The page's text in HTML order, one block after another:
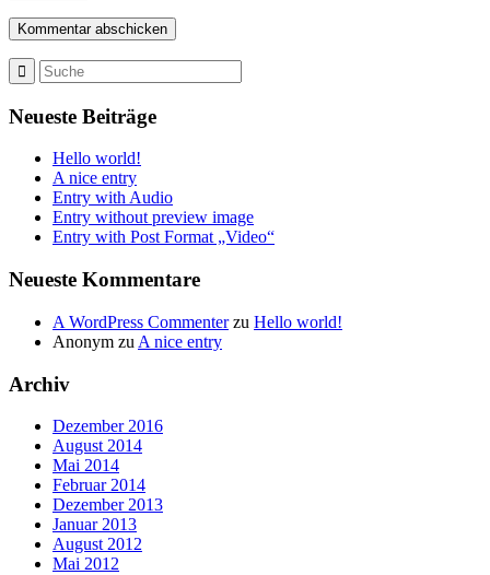
Neueste Beiträge
Hello world!
A nice entry
Entry with Audio
Entry without preview image
Entry with Post Format „Video“
Neueste Kommentare
A WordPress Commenterzu Hello world!
Anonym zu A nice entry
Archiv
Dezember 2016
August 2014
Mai 2014
Februar 2014
Dezember 2013
Januar 2013
August 2012
Mai 2012